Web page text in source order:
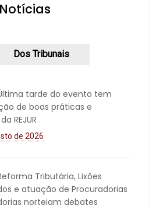
Notícias
Dos Tribunais
Última tarde do evento tem
de boas práticas e
REJUR
de 2026
Tributária, Lixões
e atuação de Procuradorias
norteiam debates